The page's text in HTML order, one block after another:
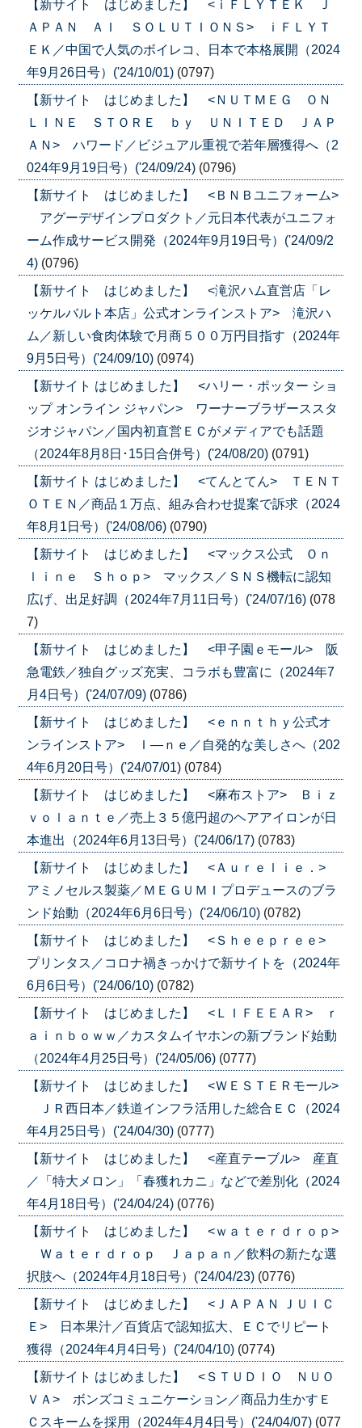
【新サイト はじめました】 <ｉＦＬＹＴＥＫ Ｊ
ＡＰＡＮ ＡＩ ＳＯＬＵＴＩＯＮＳ> ｉＦＬＹＴ
ＥＫ／中国で人気のボイレコ、日本で本格展開（2024
年9月26日号）('24/10/01) (0797)
【新サイト はじめました】 <ＮＵＴＭＥＧ ＯＮ
ＬＩＮＥ ＳＴＯＲＥ ｂｙ ＵＮＩＴＥＤ ＪＡＰ
ＡＮ> ハワード／ビジュアル重視で若年層獲得へ（2
024年9月19日号）('24/09/24) (0796)
【新サイト はじめました】 <ＢＮＢユニフォーム>
アグーデザインプロダクト／元日本代表がユニフォ
ーム作成サービス開発（2024年9月19日号）('24/09/2
4) (0796)
【新サイト はじめました】 <滝沢ハム直営店「レ
ッケルバルト本店」公式オンラインストア> 滝沢ハ
ム／新しい食肉体験で月商５００万円目指す（2024年
9月5日号）('24/09/10) (0974)
【新サイト はじめました】 <ハリー・ポッター ショ
ップ オンライン ジャパン> ワーナーブラザーススタ
ジオジャパン／国内初直営ＥＣがメディアでも話題
（2024年8月8日･15日合併号）('24/08/20) (0791)
【新サイト はじめました】 <てんとてん> ＴＥＮＴ
ＯＴＥＮ／商品１万点、組み合わせ提案で訴求（2024
年8月1日号）('24/08/06) (0790)
【新サイト はじめました】 <マックス公式 Ｏｎ
ｌｉｎｅ Ｓｈｏｐ> マックス／ＳＮＳ機転に認知
広げ、出足好調（2024年7月11日号）('24/07/16) (078
7)
【新サイト はじめました】 <甲子園ｅモール> 阪
急電鉄／独自グッズ充実、コラボも豊富に（2024年7
月4日号）('24/07/09) (0786)
【新サイト はじめました】 <ｅｎｎｔｈｙ公式オ
ンラインストア> Ｉ―ｎｅ／自発的な美しさへ（202
4年6月20日号）('24/07/01) (0784)
【新サイト はじめました】 <麻布ストア> Ｂｉｚ
ｖｏｌａｎｔｅ／売上３５億円超のヘアアイロンが日
本進出（2024年6月13日号）('24/06/17) (0783)
【新サイト はじめました】 <Ａｕｒｅｌｉｅ．>
アミノセルス製薬／ＭＥＧＵＭＩプロデュースのブラ
ンド始動（2024年6月6日号）('24/06/10) (0782)
【新サイト はじめました】 <Ｓｈｅｅｐｒｅｅ>
プリンタス／コロナ禍きっかけで新サイトを（2024年
6月6日号）('24/06/10) (0782)
【新サイト はじめました】 <ＬＩＦＥＥＡＲ> ｒ
ａｉｎｂｏｗｗ／カスタムイヤホンの新ブランド始動
（2024年4月25日号）('24/05/06) (0777)
【新サイト はじめました】 <ＷＥＳＴＥＲモール>
ＪＲ西日本／鉄道インフラ活用した総合ＥＣ（2024
年4月25日号）('24/04/30) (0777)
【新サイト はじめました】 <産直テーブル> 産直
／「特大メロン」「春獲れカニ」などで差別化（2024
年4月18日号）('24/04/24) (0776)
【新サイト はじめました】 <ｗａｔｅｒｄｒｏｐ>
Ｗａｔｅｒｄｒｏｐ Ｊａｐａｎ／飲料の新たな選
択肢へ（2024年4月18日号）('24/04/23) (0776)
【新サイト はじめました】 <ＪＡＰＡＮ ＪＵＩＣ
Ｅ> 日本果汁／百貨店で認知拡大、ＥＣでリピート
獲得（2024年4月4日号）('24/04/10) (0774)
【新サイト はじめました】 <ＳＴＵＤＩＯ ＮＵＯ
ＶＡ> ボンズコミュニケーション／商品力生かすＥ
Ｃスキームを採用（2024年4月4日号）('24/04/07) (077